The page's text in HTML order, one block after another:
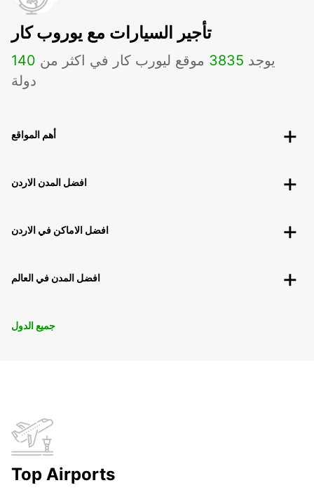
تأجير السيارات مع يوروب كار
يوجد 3835 موقع ليورب كار في اكثر من 140
دولة
أهم المواقع
افضل المدن الاردن
افضل الاماكن في الاردن
افضل المدن في العالم
جميع الدول
Top Airports